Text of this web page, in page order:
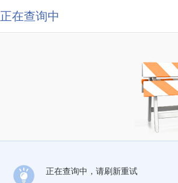
正在查询中
正在查询中，请刷新重试